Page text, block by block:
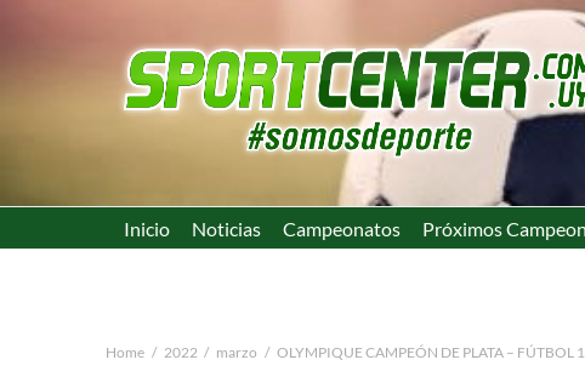
Inicio Noticias Campeonatos Próximos
Home 2022 marzo OLYMPIQUE CAMPEÓN DE PLATA – FÚTBOL